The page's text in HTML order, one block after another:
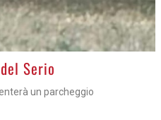
Serio
un parcheggio